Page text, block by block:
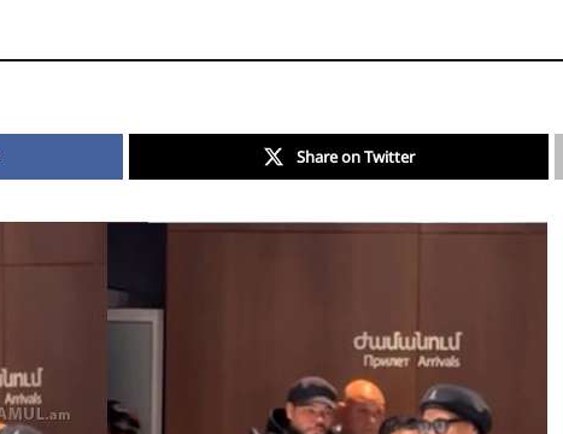
Share on Twitter